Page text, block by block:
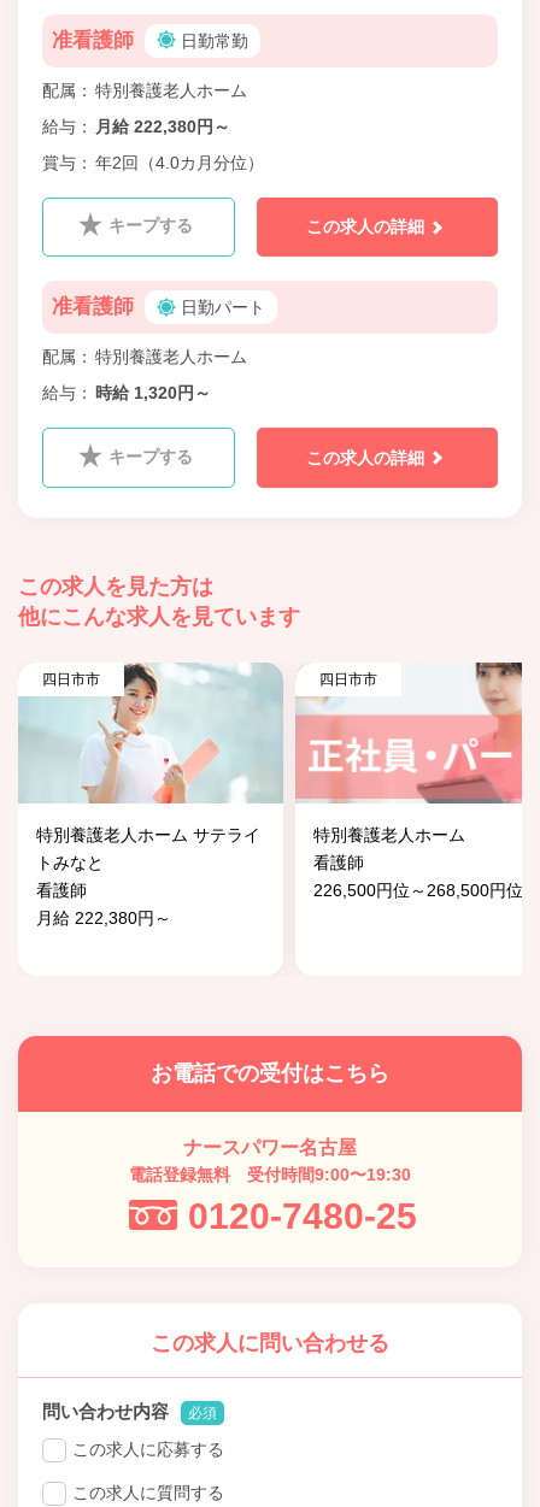
准看護師 日勤常勤
配属
特別養護老人ホーム
給与
月給 222,380円～
賞与
年2回（4.0カ月分位）
キープする この求人の詳細
准看護師 日勤パート
配属
特別養護老人ホーム
給与
時給 1,320円～
キープする この求人の詳細
この求人を見た方は
他にこんな求人を見ています
四日市市
特別養護老人ホーム サテライ
トみなと
看護師
月給 222,380円～
四日市市
特別養護老人ホーム
看護師
226,500円位～268,500円位
お電話での受付はこちら
ナースパワー名古屋
電話登録無料 受付時間9:00〜19:30
0120-7480-25
この求人に問い合わせる
問い合わせ内容 必須
この求人に応募する
この求人に質問する